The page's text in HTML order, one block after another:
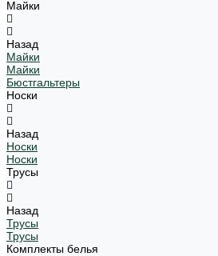
Майки
Назад
Майки
Майки
Бюстгальтеры
Носки
Назад
Носки
Носки
Трусы
Назад
Трусы
Трусы
Комплекты белья